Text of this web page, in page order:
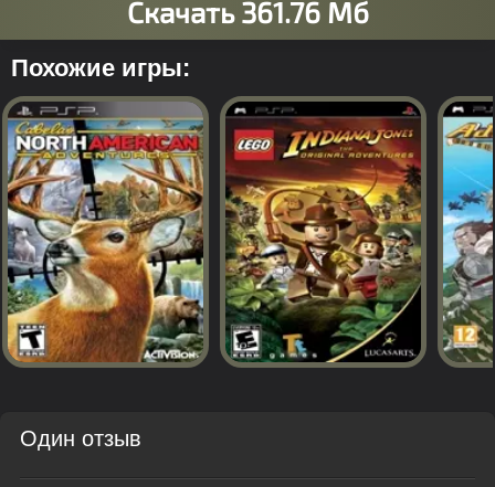
Похожие игры:
Один отзыв